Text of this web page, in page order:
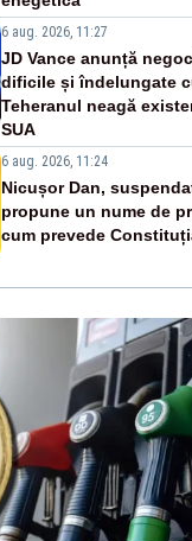
6 aug. 2026, 11:27
JD Vance anunță
dificile și îndelungate
Teheranul neagă
SUA
6 aug. 2026, 11:24
Nicușor Dan,
propune un nume de
cum prevede